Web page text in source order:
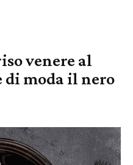
venere al
di moda il nero